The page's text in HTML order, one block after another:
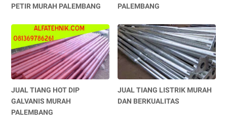
PETIR MURAH PALEMBANG
PALEMBANG
JUAL TIANG HOT DIP
GALVANIS MURAH
PALEMBANG
JUAL TIANG LISTRIK MURAH
DAN BERKUALITAS